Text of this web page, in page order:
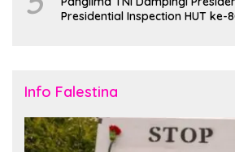
Presidential Inspection HUT ke-
Info Falestina